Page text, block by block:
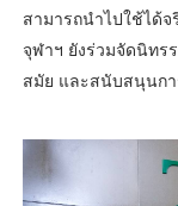
สามารถนำไปใช้ได้
จุฬาฯ ยังร่วมจัดนิทร
สมัย และสนับสนุนก